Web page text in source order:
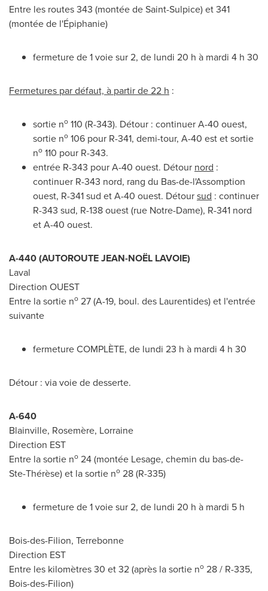
Entre les routes 343 (montée deSaint-Sulpice) et 341
(montée de l'Épiphanie)
fermeture de 1 voie sur 2, de lundi 20 h à mardi 4 h 30
Fermetures par défaut, à partir de 22 h :
sortie no 110 (R-343). Détour : continuer A-40 ouest,
sortie no 106 pour R-341, demi-tour, A-40 est et sortie
no 110 pour R-343.
entrée R-343 pour A-40 ouest. Détour nord :
continuer R-343 nord, rang du Bas-de-l'Assomption
ouest, R-341 sud et A-40 ouest. Détoursud : continuer
R-343 sud, R-138 ouest (rue Notre-Dame), R-341 nord
et A-40 ouest.
A-440 (AUTOROUTE JEAN-NOËL LAVOIE)
Laval
Direction OUEST
Entre la sortie no 27 (A-19, boul. des Laurentides) et l'entrée
suivante
fermeture COMPLÈTE, de lundi 23 h à mardi 4 h 30
Détour : via voie de desserte.
A-640
Blainville, Rosemère, Lorraine
Direction EST
Entre la sortie no 24 (montée Lesage, chemin du bas-de-
Ste-Thérèse) et la sortie no 28 (R-335)
fermeture de 1 voie sur 2, de lundi 20 h à mardi 5 h
Bois-des-Filion, Terrebonne
Direction EST
Entre les kilomètres 30 et 32 (après la sortie no 28 / R-335,
Bois-des-Filion)